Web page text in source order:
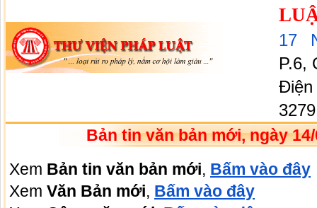
17
P.6,
3279
Bản tin văn bản mới, ngày 14/
Xem Bản tin văn bản mới, Bấm vào đây
Xem Văn Bản mới, Bấm vào đây